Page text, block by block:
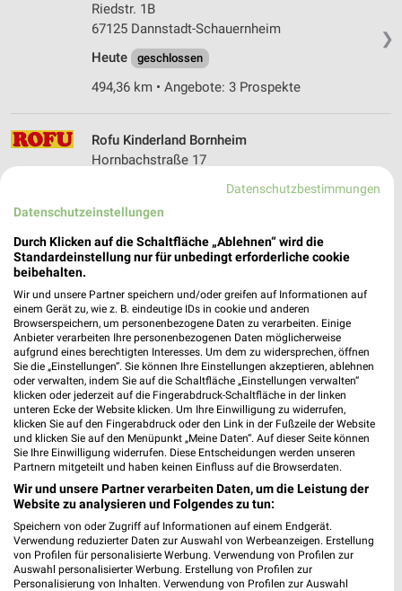
❯
Riedstr. 1B
67125 Dannstadt-Schauernheim
Heute
geschlossen
494,36 km • Angebote: 3 Prospekte
Rofu Kinderland Bornheim
Hornbachstraße 17
Heute geschlossen
519,38 km • Angebote: 2 Prospekte
Ernsting's family Waghäusel-Wiesental
Hambrücker Landstraße 4
68753 Waghäusel-Wiesental
Heute geschlossen
502,09 km
Rossmann Deidesheim
Appengasse 2 a
67146 Deidesheim
Heute geschlossen
502,76 km • Angebote: 3 Prospekte
Datenschutzbestimmungen
Datenschutzeinstellungen
Durch Klicken auf die Schaltfläche „Ablehnen“ wird die
Standardeinstellung nur für unbedingt erforderliche cookie
beibehalten.
Wir und unsere Partner speichern und/oder greifen auf Informationen auf
einem Gerät zu, wie z. B. eindeutige IDs in cookie und anderen
Browserspeichern, um personenbezogene Daten zu verarbeiten. Einige
Anbieter verarbeiten Ihre personenbezogenen Daten möglicherweise
aufgrund eines berechtigten Interesses. Um dem zu widersprechen, öffnen
Sie die „Einstellungen“. Sie können Ihre Einstellungen akzeptieren, ablehnen
oder verwalten, indem Sie auf die Schaltfläche „Einstellungen verwalten“
klicken oder jederzeit auf die Fingerabdruck-Schaltfläche in der linken
unteren Ecke der Website klicken. Um Ihre Einwilligung zu widerrufen,
klicken Sie auf den Fingerabdruck oder den Link in der Fußzeile der Website
und klicken Sie auf den Menüpunkt „Meine Daten“. Auf dieser Seite können
Sie Ihre Einwilligung widerrufen. Diese Entscheidungen werden unseren
Partnern mitgeteilt und haben keinen Einfluss auf die Browserdaten.
Wir und unsere Partner verarbeiten Daten, um die Leistung der
Website zu analysieren und Folgendes zu tun:
Speichern von oder Zugriff auf Informationen auf einem Endgerät.
Verwendung reduzierter Daten zur Auswahl von Werbeanzeigen. Erstellung
von Profilen für personalisierte Werbung. Verwendung von Profilen zur
Auswahl personalisierter Werbung. Erstellung von Profilen zur
Personalisierung von Inhalten. Verwendung von Profilen zur Auswahl